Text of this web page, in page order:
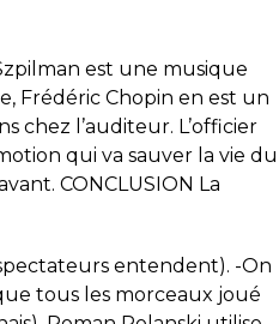
est une musique
Frédéric Chopin en est un
chez l’auditeur. L’officier
qui va sauver la vie du
CONCLUSION La
entendent). -On
tous les morceaux joué